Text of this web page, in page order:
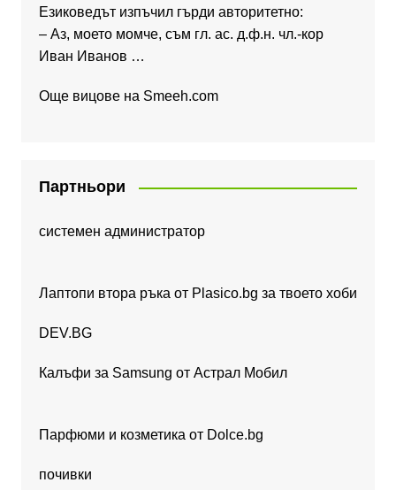
Езиковедът изпъчил гърди авторитетно:
– Аз, моето момче, съм гл. ас. д.ф.н. чл.-кор
Иван Иванов …
Още вицове на Smeeh.com
Партньори
системен администратор
Лаптопи втора ръка от Plasico.bg за твоето хоби
DEV.BG
Калъфи за Samsung от Астрал Мобил
Парфюми и козметика от Dolce.bg
почивки